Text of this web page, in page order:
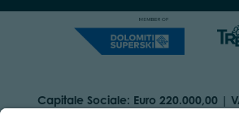
Capitale Sociale: Euro 220.000,00 |